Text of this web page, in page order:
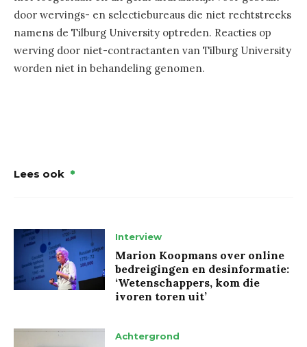
door wervings- en selectiebureaus die niet rechtstreeks
namens de Tilburg University optreden. Reacties op
werving door niet-contractanten van Tilburg University
worden niet in behandeling genomen.
Lees ook
Interview
Marion Koopmans over online
bedreigingen en desinformatie:
‘Wetenschappers, kom die
ivoren toren uit’
Achtergrond